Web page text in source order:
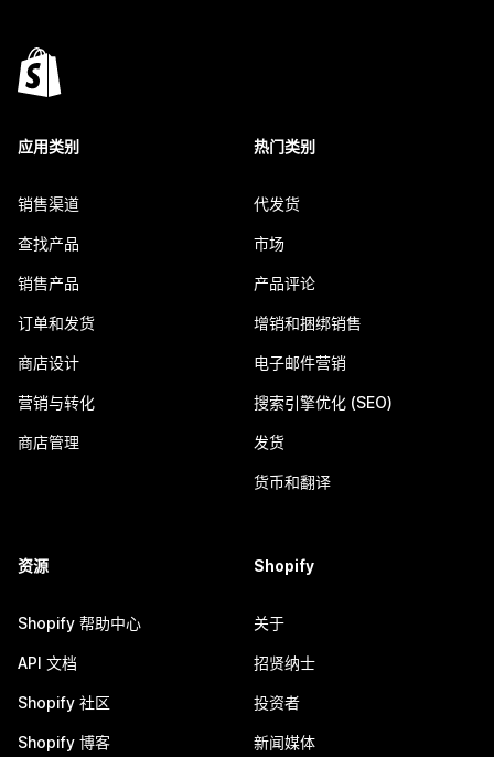
应用类别
销售渠道
查找产品
销售产品
订单和发货
商店设计
营销与转化
商店管理
热门类别
代发货
市场
产品评论
增销和捆绑销售
电子邮件营销
搜索引擎优化 (SEO)
发货
货币和翻译
资源
Shopify 帮助中心
API 文档
Shopify 社区
Shopify 博客
Shopify
关于
招贤纳士
投资者
新闻媒体